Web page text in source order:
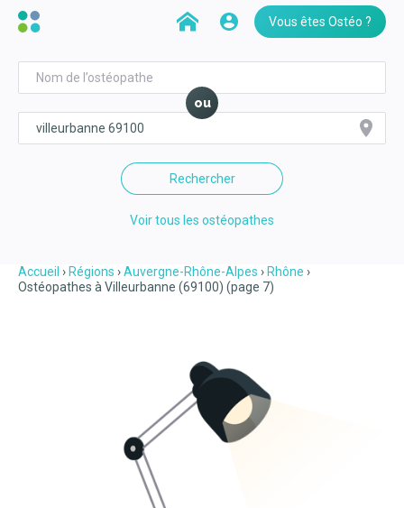
Vous êtes Ostéo ?
ou
Rechercher
Voir tous les ostéopathes
Accueil Régions Auvergne-Rhône-Alpes
Rhône
Ostéopathes à Villeurbanne (69100) (page 7)